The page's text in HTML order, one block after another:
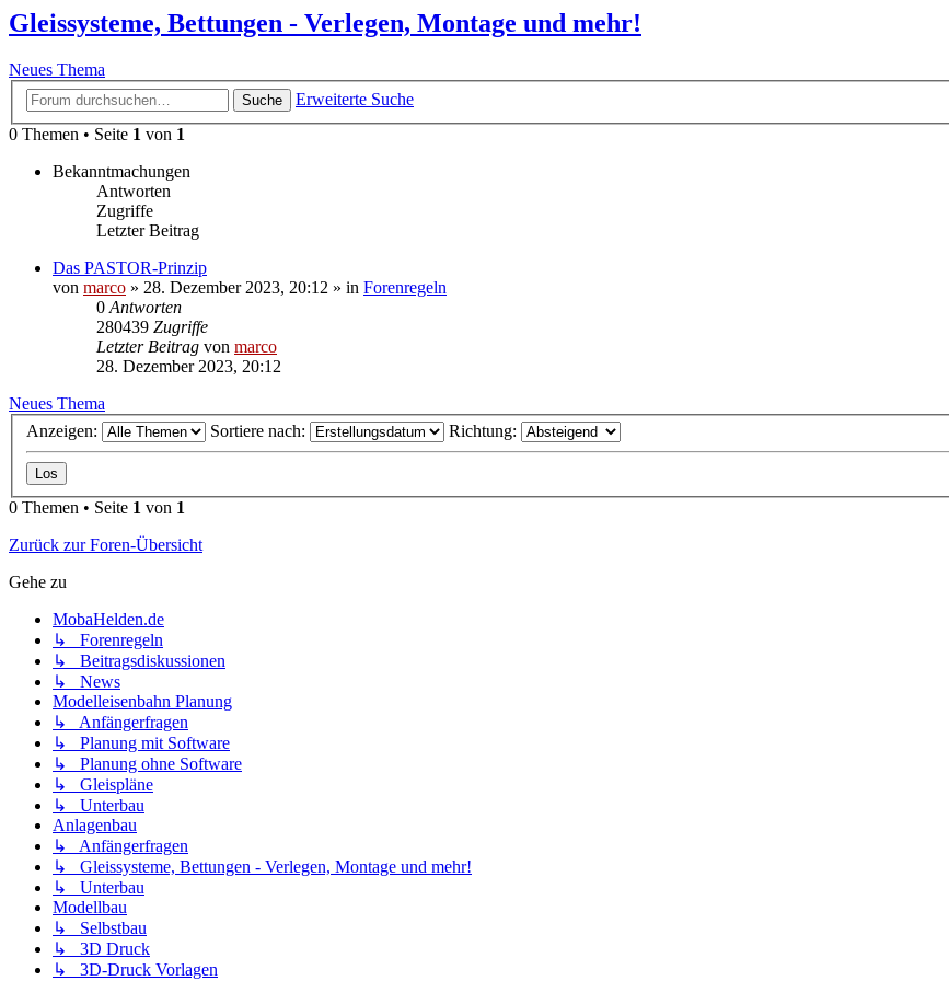
Gleissysteme, Bettungen - Verlegen, Montage und mehr!
Neues Thema
Suche
Erweiterte Suche
0 Themen • Seite 1 von 1
Bekanntmachungen
Antworten
Zugriffe
Letzter Beitrag
Das PASTOR-Prinzip
von marco » 28. Dezember 2023, 20:12 » in Forenregeln
0 Antworten
280439 Zugriffe
Letzter Beitrag von marco
28. Dezember 2023, 20:12
Neues Thema
Anzeigen:
Sortiere nach: Richtung:
0 Themen • Seite 1 von 1
Zurück zur Foren-Übersicht
Gehe zu
MobaHelden.de
↳ Forenregeln
↳ Beitragsdiskussionen
↳ News
Modelleisenbahn Planung
↳ Anfängerfragen
↳ Planung mit Software
↳ Planung ohne Software
↳ Gleispläne
↳ Unterbau
Anlagenbau
↳ Anfängerfragen
↳ Gleissysteme, Bettungen - Verlegen, Montage und mehr!
↳ Unterbau
Modellbau
↳ Selbstbau
↳ 3D Druck
↳ 3D-Druck Vorlagen